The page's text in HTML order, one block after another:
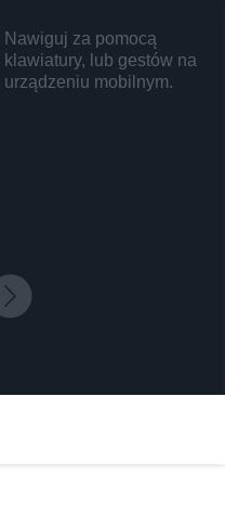
Nawiguj za pomocą
klawiatury, lub gestów na
urządzeniu mobilnym.